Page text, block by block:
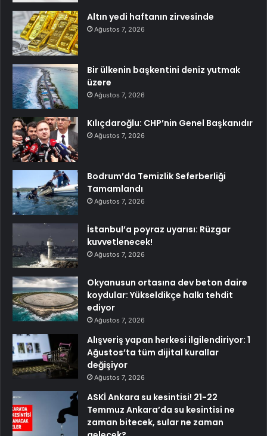
Altın yedi haftanın zirvesinde
Ağustos 7, 2026
Bir ülkenin başkentini deniz yutmak
üzere
Ağustos 7, 2026
Kılıçdaroğlu: CHP’nin Genel Başkanıdır
Ağustos 7, 2026
Bodrum’da Temizlik Seferberliği
Tamamlandı
Ağustos 7, 2026
İstanbul’a poyraz uyarısı: Rüzgar
kuvvetlenecek!
Ağustos 7, 2026
Okyanusun ortasına dev beton daire
koydular: Yükseldikçe halkı tehdit
ediyor
Ağustos 7, 2026
Alışveriş yapan herkesi ilgilendiriyor: 1
Ağustos’ta tüm dijital kurallar
değişiyor
Ağustos 7, 2026
ASKİ Ankara su kesintisi! 21-22
Temmuz Ankara’da su kesintisi ne
zaman bitecek, sular ne zaman